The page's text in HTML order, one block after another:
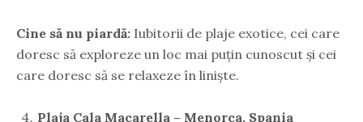
Cine să nu piardă: Iubitorii de plaje exotice, cei care
doresc să exploreze un loc mai puțin cunoscut și cei
care doresc să se relaxeze în liniște.
Plaja Cala Macarella – Menorca, Spania